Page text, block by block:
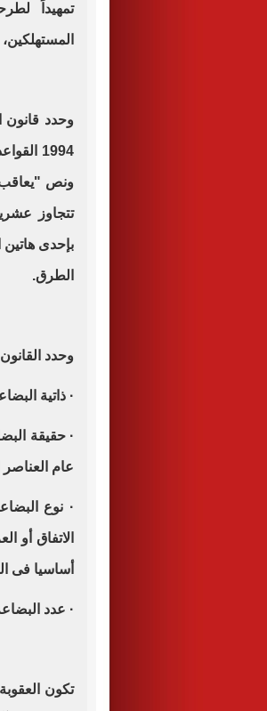
تمهيداً
1994
ونص "يعاقب
تتجاوز
بإحدى
الطرق.
وحدد
· ذاتية
· حقيقة
عام العناصر
· نوع
الاتفاق أو
أساسيا فى
· عدد
تكون